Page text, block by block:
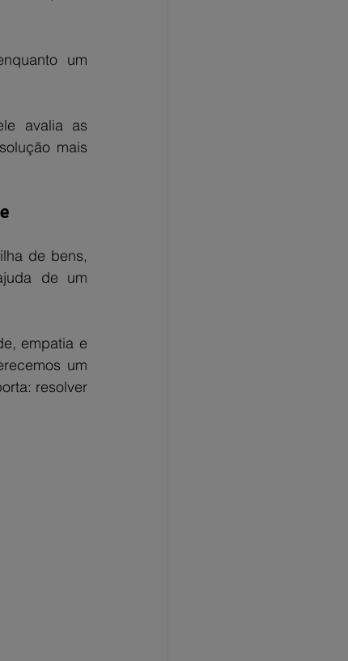
um
avalia as
mais
de bens,
de um
empatia e
um
resolver